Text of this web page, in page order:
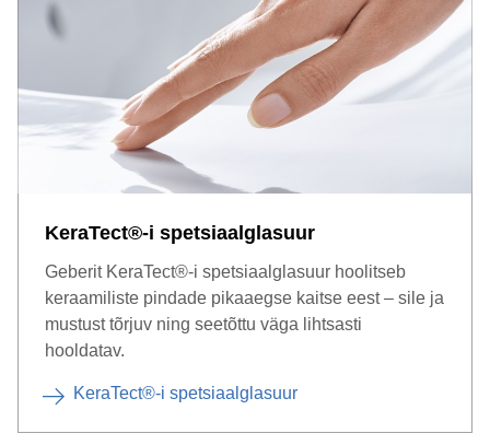
KeraTect®-i spetsiaalglasuur
Geberit KeraTect®-i spetsiaalglasuur hoolitseb
keraamiliste pindade pikaaegse kaitse eest – sile ja
mustust tõrjuv ning seetõttu väga lihtsasti
hooldatav.
KeraTect®-i spetsiaalglasuur